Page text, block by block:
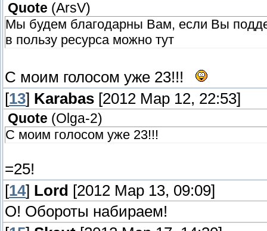
Quote (ArsV)
Мы будем благодарны Вам, если Вы
в пользу ресурса можно тут
С моим голосом уже 23!!!
[13] Karabas [2012 Мар 12, 22:53]
Quote (Olga-2)
С моим голосом уже 23!!!
=25!
[14] Lord [2012 Мар 13, 09:09]
О! Обороты набираем!